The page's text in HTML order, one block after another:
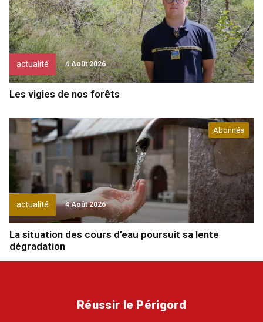
actualité 4 Août 2026
Les vigies de nos forêts
actualité
Abonnés
4 Août 2026
La situation des cours d’eau poursuit sa lente
dégradation
Réussir le Périgord